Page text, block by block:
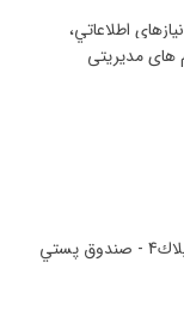
اطلاعاتي،
مدیریتی
خيابان استاد نجات الهي - خيابان ورشو - پلاك4 - صندوق پستي